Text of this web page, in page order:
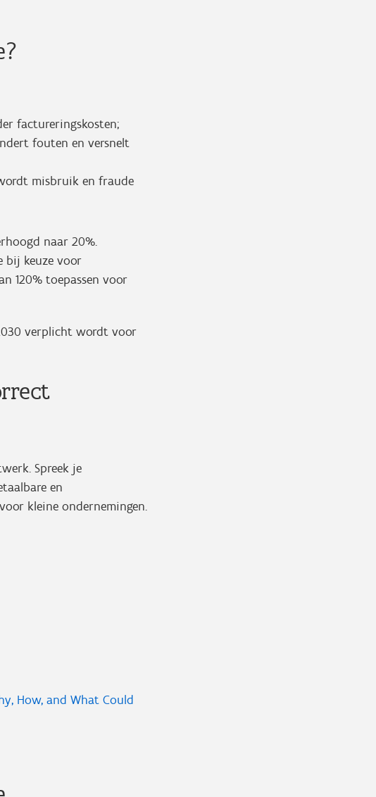
factureringskosten;
fouten en versnelt
misbruik en fraude
naar 20%.
bij keuze voor
120% toepassen voor
verplicht wordt voor
Spreek je
en
kleine ondernemingen.
How, and What Could